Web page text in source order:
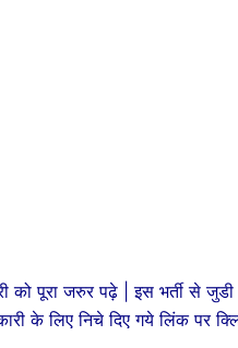
को पूरा जरुर पढ़े | इस भर्ती से
के लिए निचे दिए गये लिंक पर